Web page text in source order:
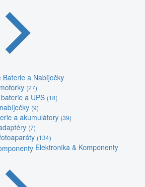
Baterie a Nabíječky
(27)
a UPS (18)
(9)
a akumulátory (39)
(7)
(134)
Elektronika & Komponenty